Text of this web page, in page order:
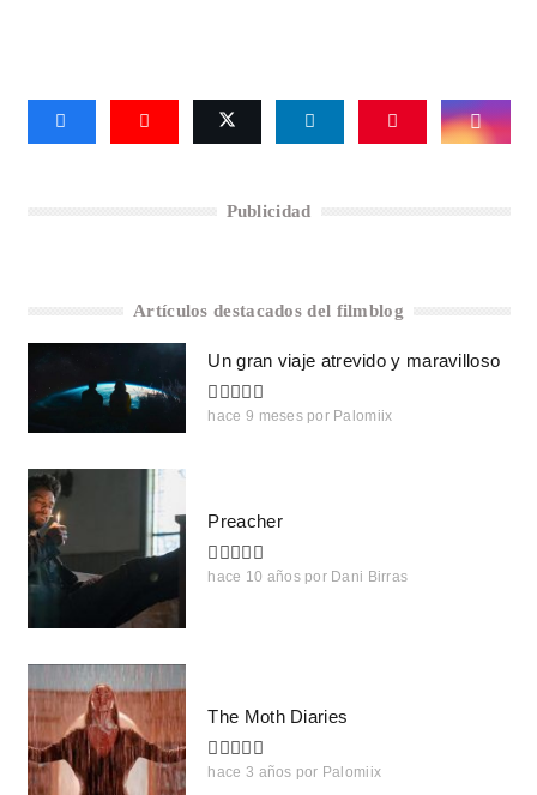
Publicidad
Artículos destacados del filmblog
Un gran viaje atrevido y maravilloso
hace 9 meses por Palomiix
Preacher
hace 10 años por Dani Birras
The Moth Diaries
hace 3 años por Palomiix